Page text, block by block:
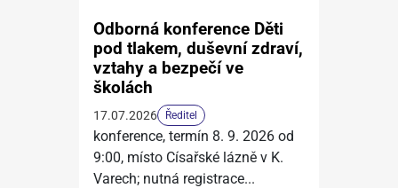
Odborná konference Děti
pod tlakem, duševní zdraví,
vztahy a bezpečí ve
školách
17.07.2026 Ředitel
konference, termín 8. 9. 2026 od
9:00, místo Císařské lázně v K.
Varech; nutná registrace...